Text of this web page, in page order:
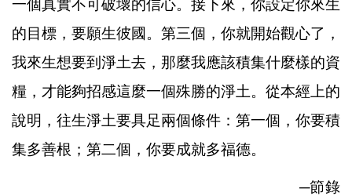
一個真實不可破壞的信心。接下來，你設定你來生
的目標，要願生彼國。第三個，你就開始觀心了，
我來生想要到淨土去，那麼我應該積集什麼樣的資
糧，才能夠招感這麼一個殊勝的淨土。從本經上的
說明，往生淨土要具足兩個條件：第一個，你要積
集多善根；第二個，你要成就多福德。
─節錄